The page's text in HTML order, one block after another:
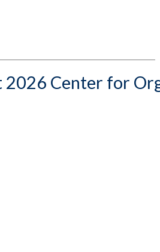
Center for